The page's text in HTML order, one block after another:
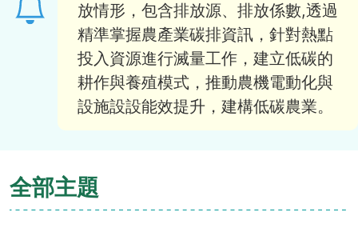
放情形，包含排放源、排放係數,透過
精準掌握農產業碳排資訊，針對熱點
投入資源進行滅量工作，建立低碳的
耕作與養殖模式，推動農機電動化與
設施設設能效提升，建構低碳農業。
全部主題